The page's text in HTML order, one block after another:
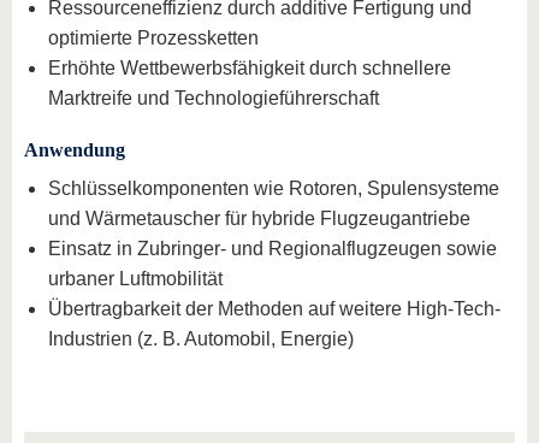
Ressourceneffizienz durch additive Fertigung und
optimierte Prozessketten
Erhöhte Wettbewerbsfähigkeit durch schnellere
Marktreife und Technologieführerschaft
Anwendung
Schlüsselkomponenten wie Rotoren, Spulensysteme
und Wärmetauscher für hybride Flugzeugantriebe
Einsatz in Zubringer- und Regionalflugzeugen sowie
urbaner Luftmobilität
Übertragbarkeit der Methoden auf weitere High-Tech-
Industrien (z. B. Automobil, Energie)